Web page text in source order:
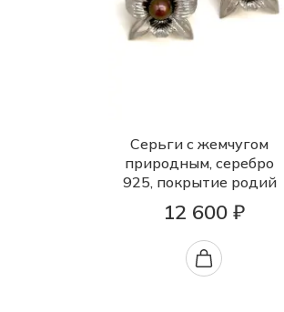
Серьги с жемчугом
природным, серебро
925, покрытие родий
12 600 ₽